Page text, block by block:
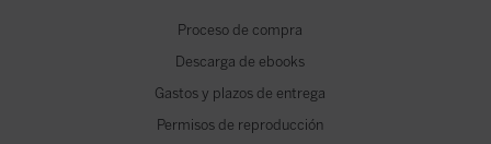
Proceso de compra
Descarga de ebooks
Gastos y plazos de entrega
Permisos de reproducción